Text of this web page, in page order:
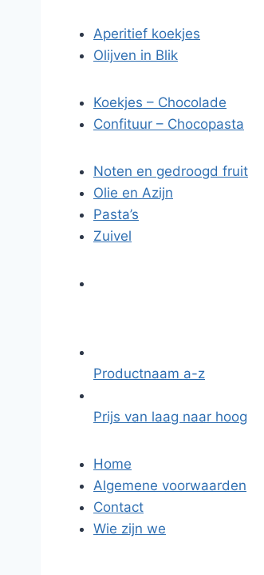
Aperitief koekjes
Olijven in Blik
Koekjes – Chocolade
Confituur – Chocopasta
Noten en gedroogd fruit
Olie en Azijn
Pasta’s
Zuivel
Productnaam a-z
Prijs van laag naar hoog
Home
Algemene voorwaarden
Contact
Wie zijn we